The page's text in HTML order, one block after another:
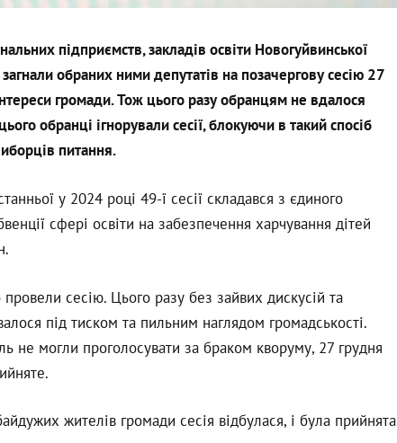
підприємств, закладів освіти Новогуйвинської
обраних ними депутатів на позачергову сесію 27
громади. Тож цього разу обранцям не вдалося
обранці ігнорували сесії, блокуючи в такий спосіб
питання.
у 2024 році 49-ї сесії складався з єдиного
сфері освіти на забезпечення харчування дітей
сесію. Цього разу без зайвих дискусій та
під тиском та пильним наглядом громадськості.
не могли проголосувати за браком кворуму, 27 грудня
жителів громади сесія відбулася, і була прийнята